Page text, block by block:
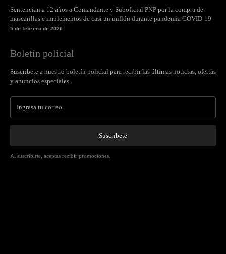
Sentencian a 12 años a Comandante y Suboficial PNP por la compra de
mascarillas e implementos de casi un millón durante pandemia COVID-19
5 de febrero de 2026
Boletín policial
Suscríbete a nuestro boletín policial para recibir las últimas noticias, ofertas
y anuncios especiales.
Suscríbete
Al suscribirte, aceptas recibir promociones.